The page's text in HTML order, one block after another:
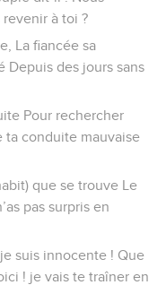
à toi ?
La fiancée sa
Depuis des jours sans
Pour rechercher
ta conduite mauvaise
que se trouve Le
pas surpris en
suis innocente ! Que
! je vais te traîner en